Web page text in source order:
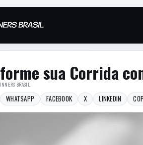
sua Corrida
BRASIL
WHATSAPP FACEBOOK X LINKEDIN